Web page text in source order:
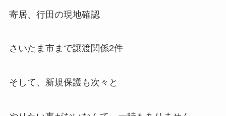
寄居、行田の現地確認
さいたま市まで譲渡関係2件
そして、新規保護も次々と